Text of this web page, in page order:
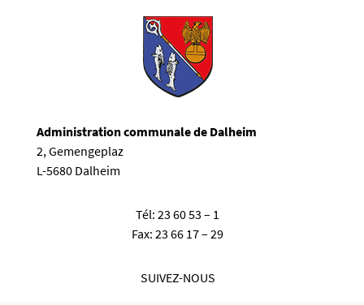
Administration communale de Dalheim
2, Gemengeplaz
L-5680 Dalheim
Tél:23 60 53 – 1
Fax:23 66 17 – 29
SUIVEZ-NOUS